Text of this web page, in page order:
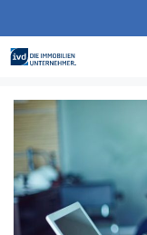
Inhalt
springen